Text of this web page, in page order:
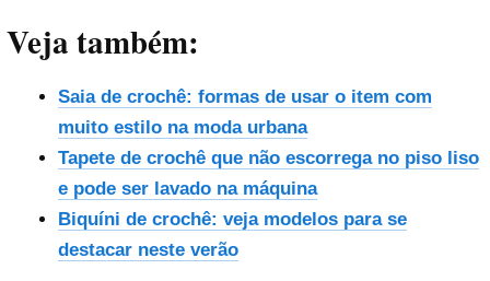
Veja também:
Saia de crochê: formas de usar o item com
muito estilo na moda urbana
Tapete de crochê que não escorrega no piso liso
e pode ser lavado na máquina
Biquíni de crochê: veja modelos para se
destacar neste verão